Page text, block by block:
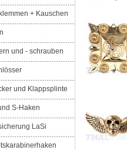
+ Kauschen
und - schrauben
und Klappsplinte
S-Haken
LaSi